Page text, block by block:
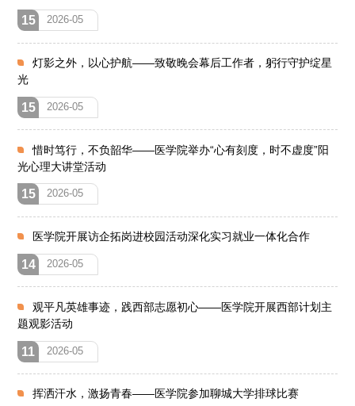
15 2026-05
灯影之外，以心护航——致敬晚会幕后工作者，躬行守护绽星
光
15 2026-05
惜时笃行，不负韶华——医学院举办“心有刻度，时不虚度”阳
光心理大讲堂活动
15 2026-05
医学院开展访企拓岗进校园活动深化实习就业一体化合作
14 2026-05
观平凡英雄事迹，践西部志愿初心——医学院开展西部计划主
题观影活动
11 2026-05
挥洒汗水，激扬青春——医学院参加聊城大学排球比赛